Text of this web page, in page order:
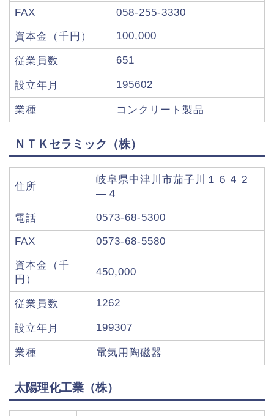
FAX 058-255-3330
資本金（千円） 100,000
従業員数 651
設立年月 195602
業種 コンクリート製品
ＮＴＫセラミック（株）
住所
岐阜県中津川市茄子川１６４２
―４
電話 0573-68-5300
FAX 0573-68-5580
資本金（千
円）
450,000
従業員数 1262
設立年月 199307
業種 電気用陶磁器
太陽理化工業（株）